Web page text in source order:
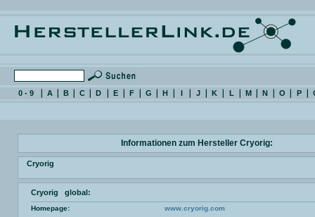
0 - 9 A B C D E F G H I J K L M N O P
Informationen zum Hersteller Cryorig:
Cryorig
Cryorig global:
Homepage: www.cryorig.com